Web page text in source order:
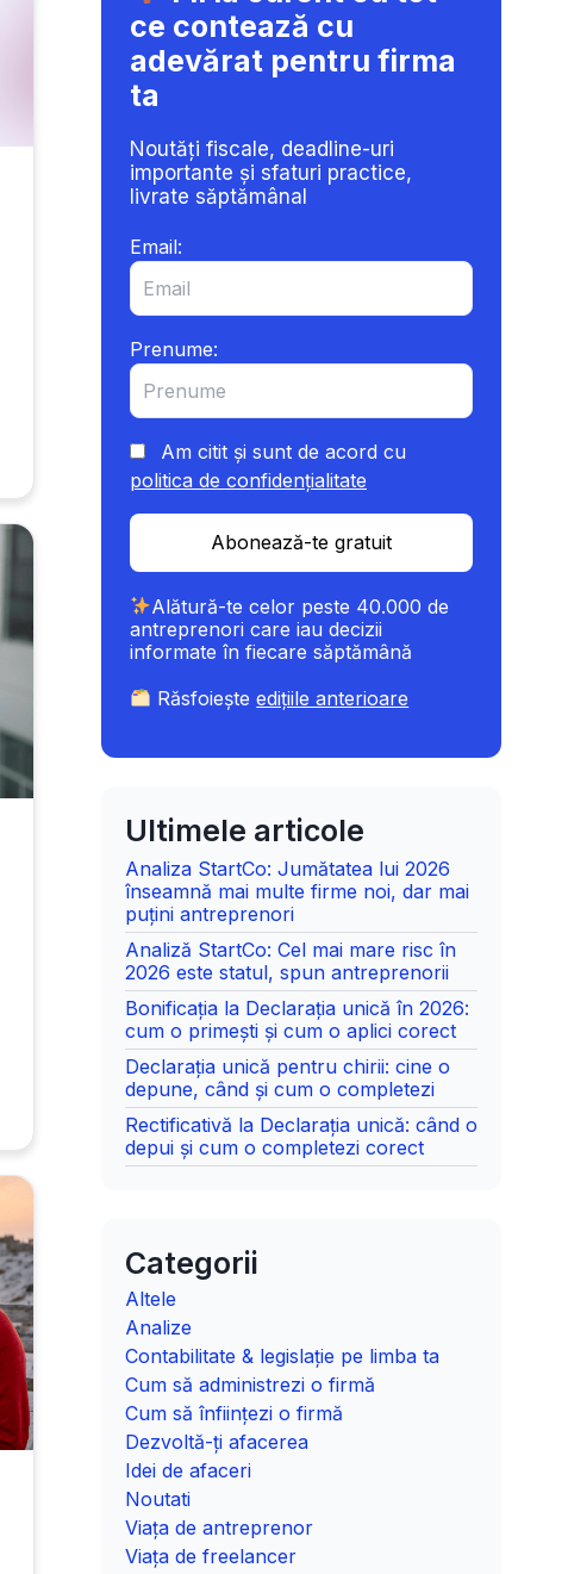
ce contează cu
adevărat pentru firma
ta
Noutăți fiscale, deadline-uri
importante și sfaturi practice,
livrate săptămânal
Email:
Prenume:
Am citit și sunt de acord cu
politica de confidențialitate
Abonează-te gratuit
Alătură-te celor peste 40.000 de
antreprenori care iau decizii
informate în fiecare săptămână
Răsfoieșteedițiile anterioare
Ultimele articole
Analiza StartCo: Jumătatea lui 2026
înseamnă mai multe firme noi, dar mai
puțini antreprenori
Analiză StartCo: Cel mai mare risc în
2026 este statul, spun antreprenorii
Bonificația la Declarația unică în 2026:
cum o primești și cum o aplici corect
Declarația unică pentru chirii: cine o
depune, când și cum o completezi
Rectificativă la Declarația unică: când o
depui și cum o completezi corect
Categorii
Altele
Analize
Contabilitate & legislație pe limba ta
Cum să administrezi o firmă
Cum să înființezi o firmă
Dezvoltă-ți afacerea
Idei de afaceri
Noutati
Viața de antreprenor
Viața de freelancer